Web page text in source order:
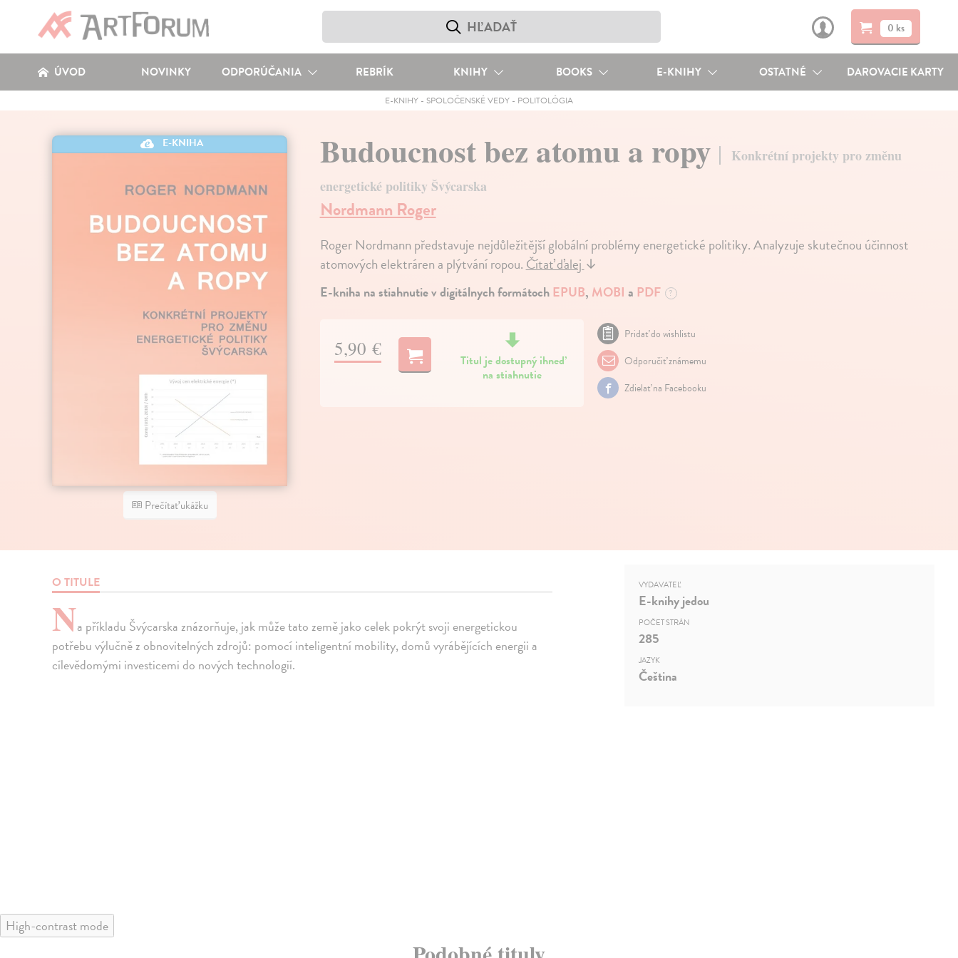
0 ks
ÚVOD NOVINKY ODPORÚČANIA REBRÍK KNIHY BOOKS E-KNIHY OSTATNÉ DAROVACIE KARTY
E-KNIHY- SPOLOČENSKÉ VEDY- POLITOLÓGIA
E-KNIHA
Prečítať ukážku
Budoucnost bez atomu a ropy
Konkrétní projekty pro změnu
energetické politiky Švýcarska
Nordmann Roger
Roger Nordmann představuje nejdůležitější globální problémy energetické politiky. Analyzuje skutečnou účinnost
atomových elektráren a plýtvání ropou.Čítať ďalej↓
E-kniha na stiahnutie v digitálnych formátoch EPUB, MOBI a PDF ?
5,90 €
Titul je dostupný ihneď
na stiahnutie
Pridať do wishlistu
Odporučiť známemu
Zdielať na Facebooku
O TITULE
Na příkladu Švýcarska znázorňuje, jak může tato země jako celek pokrýt svoji energetickou
potřebu výlučně z obnovitelných zdrojů: pomocí inteligentní mobility, domů vyrábějících energii a
cílevědomými investicemi do nových technologií.
VYDAVATEĽ
E-knihy jedou
POČET STRÁN
285
JAZYK
Čeština
High-contrast mode